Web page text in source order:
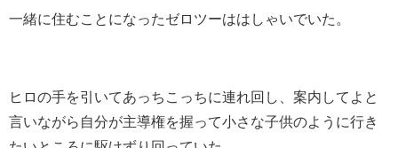
一緒に住むことになったゼロツーははしゃいでいた。
ヒロの手を引いてあっちこっちに連れ回し、案内してよと
言いながら自分が主導権を握って小さな子供のように行き